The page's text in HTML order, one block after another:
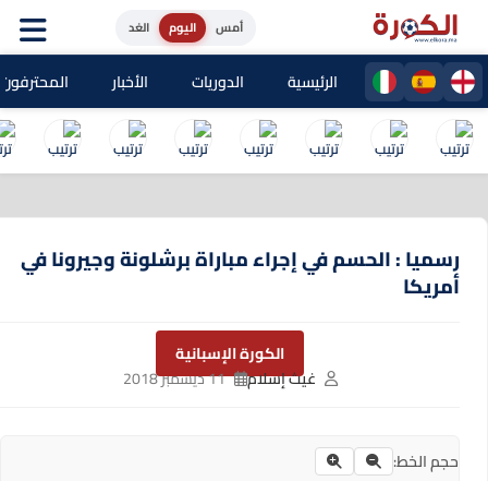
اليوم الغد
الرئيسية الدوريات الأخبار المحترفون
رسميا : الحسم في إجراء مباراة برشلونة وجيرونا في
أمريكا
الكورة الإسبانية
غيث إسلام
11 ديسمبر 2018
حجم الخط: